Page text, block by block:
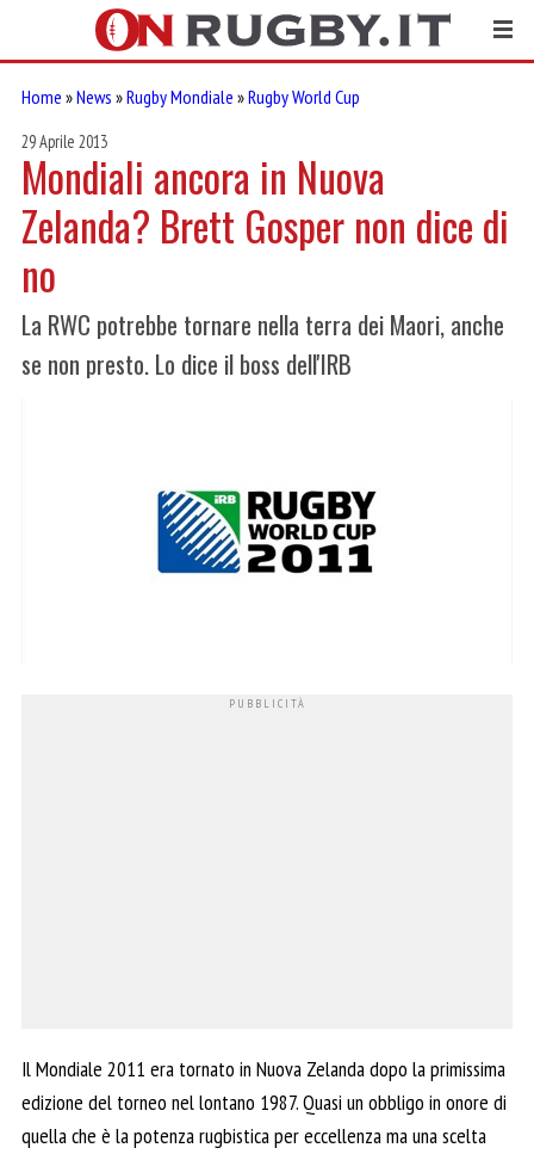
Home »News »Rugby Mondiale »Rugby World Cup
29 Aprile 2013
Mondiali ancora in Nuova
Zelanda? Brett Gosper non dice di
no
La RWC potrebbe tornare nella terra dei Maori, anche
se non presto. Lo dice il boss dell'IRB
Il Mondiale 2011 era tornato in Nuova Zelanda dopo la primissima
edizione del torneo nel lontano 1987. Quasi un obbligo in onore di
quella che è la potenza rugbistica per eccellenza ma una scelta